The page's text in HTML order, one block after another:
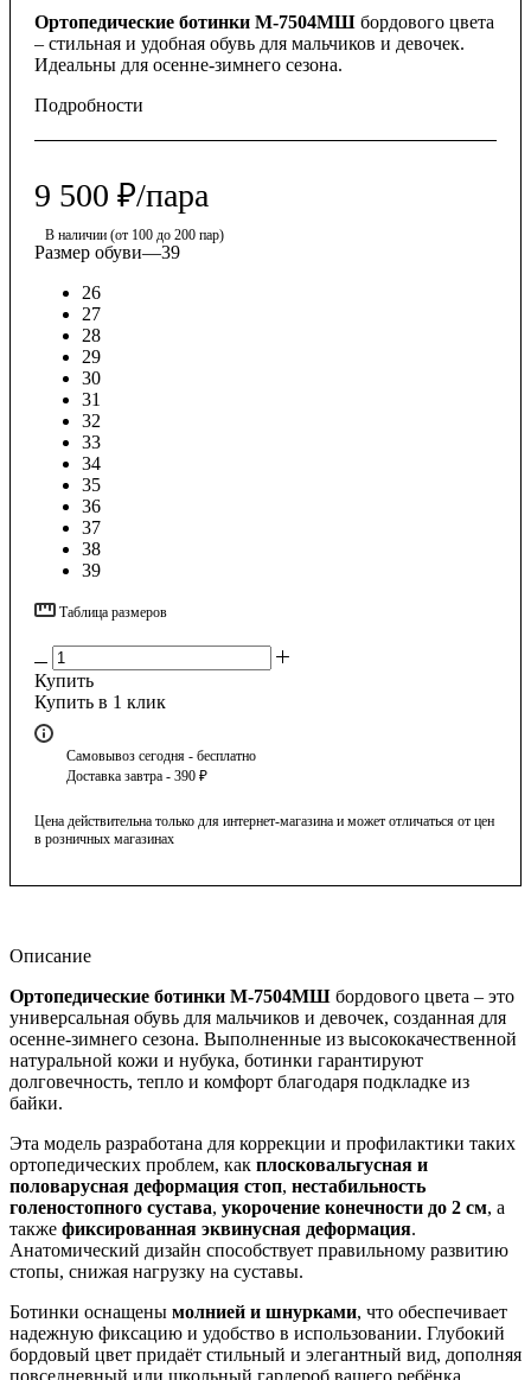
Ортопедические ботинки М-7504МШ бордового цвета
– стильная и удобная обувь для мальчиков и девочек.
Идеальны для осенне-зимнего сезона.
Подробности
9 500 ₽/пара
В наличии (от 100 до 200 пар)
Размер обуви—39
26
27
28
29
30
31
32
33
34
35
36
37
38
39
Таблица размеров
Купить
Купить в 1 клик
Самовывоз сегодня - бесплатно
Доставка завтра - 390 ₽
Цена действительна только для интернет-магазина и может отличаться от цен
в розничных магазинах
Описание
Ортопедические ботинки М-7504МШ бордового цвета – это
универсальная обувь для мальчиков и девочек, созданная для
осенне-зимнего сезона. Выполненные из высококачественной
натуральной кожи и нубука, ботинки гарантируют
долговечность, тепло и комфорт благодаря подкладке из
байки.
Эта модель разработана для коррекции и профилактики таких
ортопедических проблем, как плосковальгусная и
половарусная деформация стоп, нестабильность
голеностопного сустава, укорочение конечности до 2 см, а
также фиксированная эквинусная деформация.
Анатомический дизайн способствует правильному развитию
стопы, снижая нагрузку на суставы.
Ботинки оснащены молнией и шнурками, что обеспечивает
надежную фиксацию и удобство в использовании. Глубокий
бордовый цвет придаёт стильный и элегантный вид, дополняя
повседневный или школьный гардероб вашего ребёнка.